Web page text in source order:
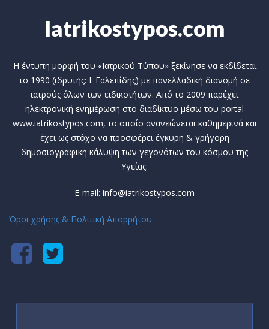
Iatrikostypos.com
Η έντυπη μορφή του «Ιατρικού Τύπου» ξεκίνησε να εκδίδεται
το 1990 (ιδρυτής: Ι. Γαλεπίδης) με πανελλαδική διανομή σε
ιατρούς όλων των ειδικοτήτων. Από το 2009 παρέχει
ηλεκτρονική ενημέρωση στο διαδίκτυο μέσω του portal
www.iatrikostypos.com, το οποίο ανανεώνεται καθημερινά και
έχει ως στόχο να προσφέρει έγκυρη & γρήγορη
δημοσιογραφική κάλυψη των γεγονότων του κόσμου της
Υγείας.
E-mail: info@iatrikostypos.com
Όροι χρήσης & Πολιτική Απορρήτου